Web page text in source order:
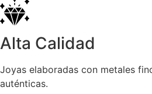
Alta Calidad
Joyas elaboradas con metales
auténticas.